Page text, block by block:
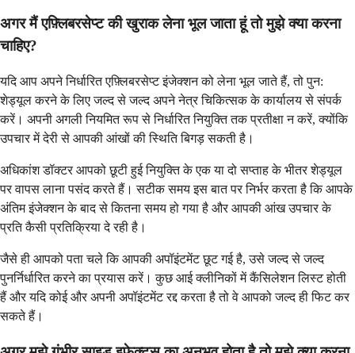
अगर मैं एफ़्लिबरसेप्ट की खुराक लेना भूल जाता हूं तो मुझे क्या करना
चाहिए?
यदि आप अपने निर्धारित एफ़्लिबरसेप्ट इंजेक्शन को लेना भूल जाते हैं, तो पुन:
शेड्यूल करने के लिए जल्द से जल्द अपने नेत्र चिकित्सक के कार्यालय से संपर्क
करें। अपनी अगली नियमित रूप से निर्धारित नियुक्ति तक प्रतीक्षा न करें, क्योंकि
उपचार में देरी से आपकी आंखों की स्थिति बिगड़ सकती है।
अधिकांश डॉक्टर आपको छूटी हुई नियुक्ति के एक या दो सप्ताह के भीतर शेड्यूल
पर वापस लाना पसंद करते हैं। सटीक समय इस बात पर निर्भर करता है कि आपके
अंतिम इंजेक्शन के बाद से कितना समय हो गया है और आपकी आंख उपचार के
प्रति कैसी प्रतिक्रिया दे रही है।
जैसे ही आपको पता चले कि आपकी अपॉइंटमेंट छूट गई है, उसे जल्द से जल्द
पुनर्निर्धारित करने का प्रयास करें। कुछ आई क्लीनिकों में कैंसिलेशन लिस्ट होती
हैं और यदि कोई और अपनी अपॉइंटमेंट रद्द करता है तो वे आपको जल्द ही फिट कर
सकते हैं।